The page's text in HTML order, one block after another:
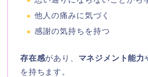
他人の痛みに気づく
感謝の気持ちを持つ
存在感があり、 マネジメント能力
を持ちます。